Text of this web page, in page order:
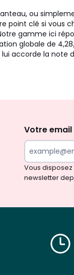
ou
clé si vous
gamme ici
globale de
accorde la
et
de
Votre email
Vous
newsletter